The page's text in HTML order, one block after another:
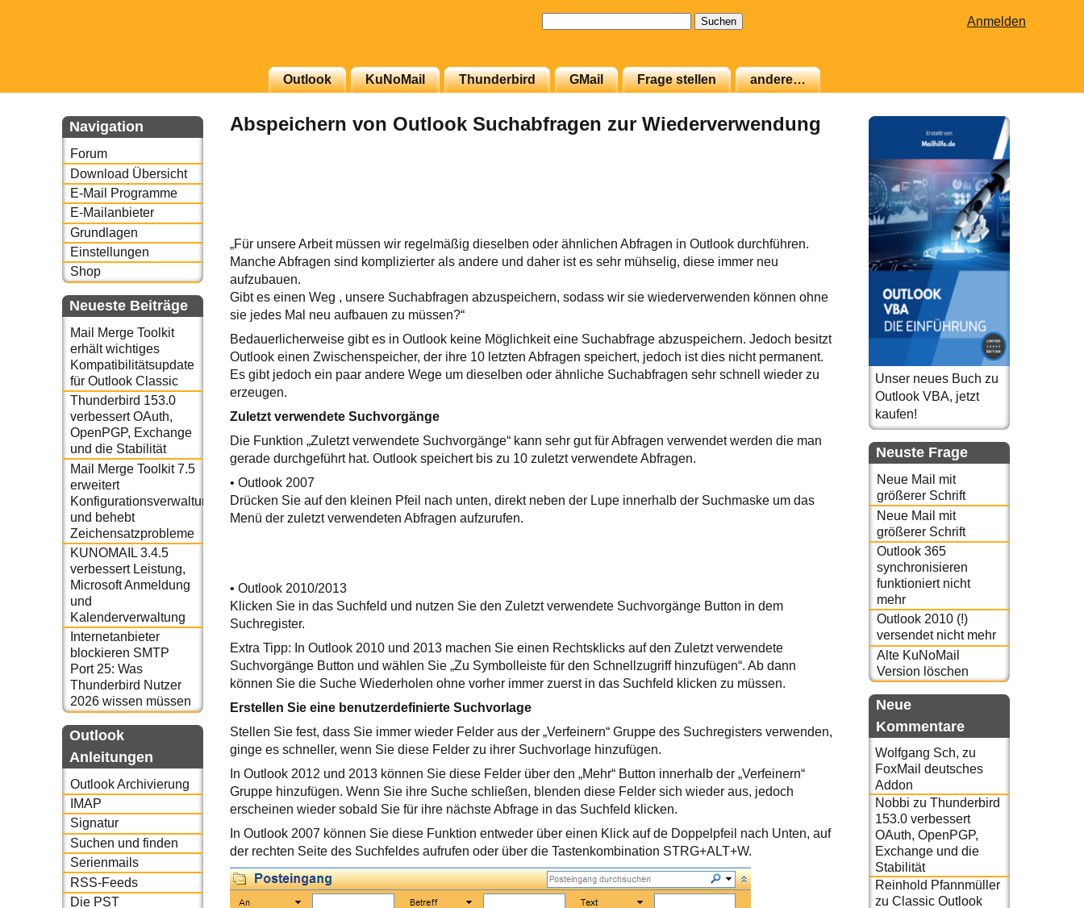
Anmelden
Outlook KuNoMail Thunderbird GMail Frage stellen andere…
Navigation
Forum
Download Übersicht
E-Mail Programme
E-Mailanbieter
Grundlagen
Einstellungen
Shop
Neueste Beiträge
Mail Merge Toolkit
erhält wichtiges
Kompatibilitätsupdate
für Outlook Classic
Thunderbird 153.0
verbessert OAuth,
OpenPGP, Exchange
und die Stabilität
Mail Merge Toolkit 7.5
erweitert
Konfigurationsverwaltung
und behebt
Zeichensatzprobleme
KUNOMAIL 3.4.5
verbessert Leistung,
Microsoft Anmeldung
und
Kalenderverwaltung
Internetanbieter
blockieren SMTP
Port 25: Was
Thunderbird Nutzer
2026 wissen müssen
Outlook
Anleitungen
Outlook Archivierung
IMAP
Signatur
Suchen und finden
Serienmails
RSS-Feeds
Die PST
Abspeichern von Outlook Suchabfragen zur Wiederverwendung
„Für unsere Arbeit müssen wir regelmäßig dieselben oder ähnlichen Abfragen in Outlook durchführen.
Manche Abfragen sind komplizierter als andere und daher ist es sehr mühselig, diese immer neu
aufzubauen.
Gibt es einen Weg , unsere Suchabfragen abzuspeichern, sodass wir sie wiederverwenden können ohne
sie jedes Mal neu aufbauen zu müssen?“
Bedauerlicherweise gibt es in Outlook keine Möglichkeit eine Suchabfrage abzuspeichern. Jedoch besitzt
Outlook einen Zwischenspeicher, der ihre 10 letzten Abfragen speichert, jedoch ist dies nicht permanent.
Es gibt jedoch ein paar andere Wege um dieselben oder ähnliche Suchabfragen sehr schnell wieder zu
erzeugen.
Zuletzt verwendete Suchvorgänge
Die Funktion „Zuletzt verwendete Suchvorgänge“ kann sehr gut für Abfragen verwendet werden die man
gerade durchgeführt hat. Outlook speichert bis zu 10 zuletzt verwendete Abfragen.
• Outlook 2007
Drücken Sie auf den kleinen Pfeil nach unten, direkt neben der Lupe innerhalb der Suchmaske um das
Menü der zuletzt verwendeten Abfragen aufzurufen.
• Outlook 2010/2013
Klicken Sie in das Suchfeld und nutzen Sie den Zuletzt verwendete Suchvorgänge Button in dem
Suchregister.
Extra Tipp: In Outlook 2010 und 2013 machen Sie einen Rechtsklicks auf den Zuletzt verwendete
Suchvorgänge Button und wählen Sie „Zu Symbolleiste für den Schnellzugriff hinzufügen“. Ab dann
können Sie die Suche Wiederholen ohne vorher immer zuerst in das Suchfeld klicken zu müssen.
Erstellen Sie eine benutzerdefinierte Suchvorlage
Stellen Sie fest, dass Sie immer wieder Felder aus der „Verfeinern“ Gruppe des Suchregisters verwenden,
ginge es schneller, wenn Sie diese Felder zu ihrer Suchvorlage hinzufügen.
In Outlook 2012 und 2013 können Sie diese Felder über den „Mehr“ Button innerhalb der „Verfeinern“
Gruppe hinzufügen. Wenn Sie ihre Suche schließen, blenden diese Felder sich wieder aus, jedoch
erscheinen wieder sobald Sie für ihre nächste Abfrage in das Suchfeld klicken.
In Outlook 2007 können Sie diese Funktion entweder über einen Klick auf de Doppelpfeil nach Unten, auf
der rechten Seite des Suchfeldes aufrufen oder über die Tastenkombination STRG+ALT+W.
Unser neues Buch zu
Outlook VBA, jetzt
kaufen!
Neuste Frage
Neue Mail mit
größerer Schrift
Neue Mail mit
größerer Schrift
Outlook 365
synchronisieren
funktioniert nicht
mehr
Outlook 2010 (!)
versendet nicht mehr
Alte KuNoMail
Version löschen
Neue
Kommentare
Wolfgang Sch, zu
FoxMail deutsches
Addon
Nobbi zu Thunderbird
153.0 verbessert
OAuth, OpenPGP,
Exchange und die
Stabilität
Reinhold Pfannmüller
zu Classic Outlook
oder auch